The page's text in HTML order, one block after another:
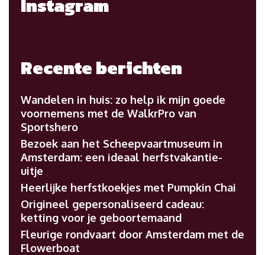
Instagram
Recente berichten
Wandelen in huis: zo help ik mijn goede
voornemens met de WalkrPro van
Sportshero
Bezoek aan het Scheepvaartmuseum in
Amsterdam: een ideaal herfstvakantie-
uitje
Heerlijke herfstkoekjes met Pumpkin Chai
Origineel gepersonaliseerd cadeau:
ketting voor je geboortemaand
Fleurige rondvaart door Amsterdam met de
Flowerboat